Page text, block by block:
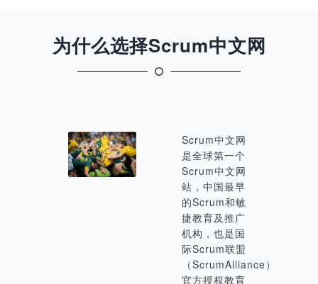
为什么选择Scrum中文网
Scrum中文网
是全球第一个
Scrum中文网
站，中国最早
的Scrum和敏
捷教育及推广
机构，也是国
际Scrum联盟
（ScrumAlliance）
官方授权教育